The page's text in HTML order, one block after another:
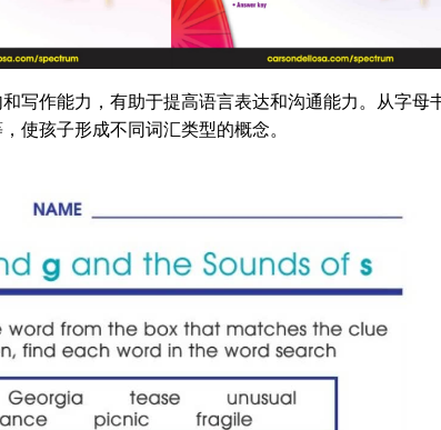
写作能力，有助于提高语言表达和沟通能力。从字母
使孩子形成不同词汇类型的概念。